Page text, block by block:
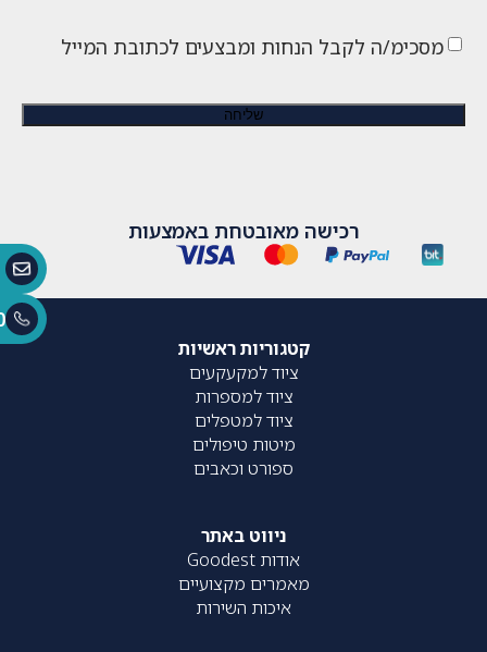
מסכימ/ה לקבל הנחות ומבצעים לכתובת המייל
רכישה מאובטחת באמצעות
קטגוריות ראשיות
ציוד למקעקעים
ציוד למספרות
ציוד למטפלים
מיטות טיפולים
ספורט וכאבים
ניווט באתר
אודות Goodest
מאמרים מקצועיים
איכות השירות